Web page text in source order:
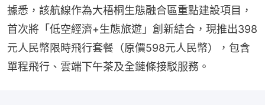
據悉，該航線作為大梧桐生態融合區重點建設項目，
首次將「低空經濟+生態旅遊」創新結合，現推出398
元人民幣限時飛行套餐（原價598元人民幣），包含
單程飛行、雲端下午茶及全鏈條接駁服務。